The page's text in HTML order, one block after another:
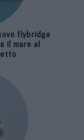
flybridge
il mare al